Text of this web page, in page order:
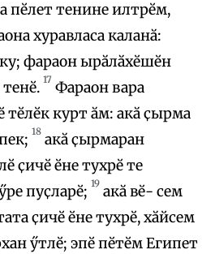
пӗлет тенине илтрӗм,
хуравласа каланӑ:
фараон ырӑлӑхӗшӗн
17 Фараон вара
тӗлӗк курт ӑм: акӑ ҫырма
18 акӑ ҫырмаран
ҫичӗ ӗне тухрӗ те
пуҫларӗ; 19 акӑ вӗ- сем
ҫичӗ ӗне тухрӗ, хӑйсем
ӳтлӗ; эпӗ пӗтӗм Египет